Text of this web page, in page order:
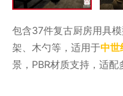
包含37件复古厨房用具
架、木勺等，适用于中世
景，PBR材质支持，适配